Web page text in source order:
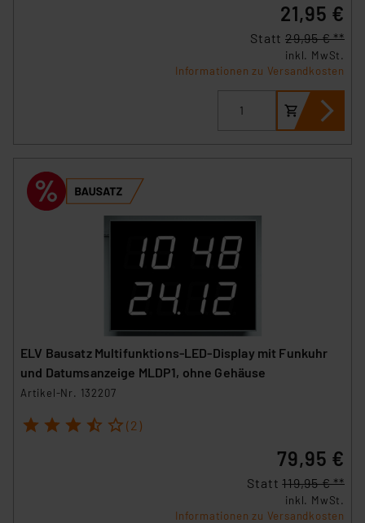
21,95 €
Statt 29,95 € **
inkl. MwSt.
Informationen zu Versandkosten
ELV Bausatz Multifunktions-LED-Display mit Funkuhr
und Datumsanzeige MLDP1, ohne Gehäuse
Artikel-Nr. 132207
1 2 3 4 5 (2)
79,95 €
Statt119,95 € **
inkl. MwSt.
Informationen zu Versandkosten